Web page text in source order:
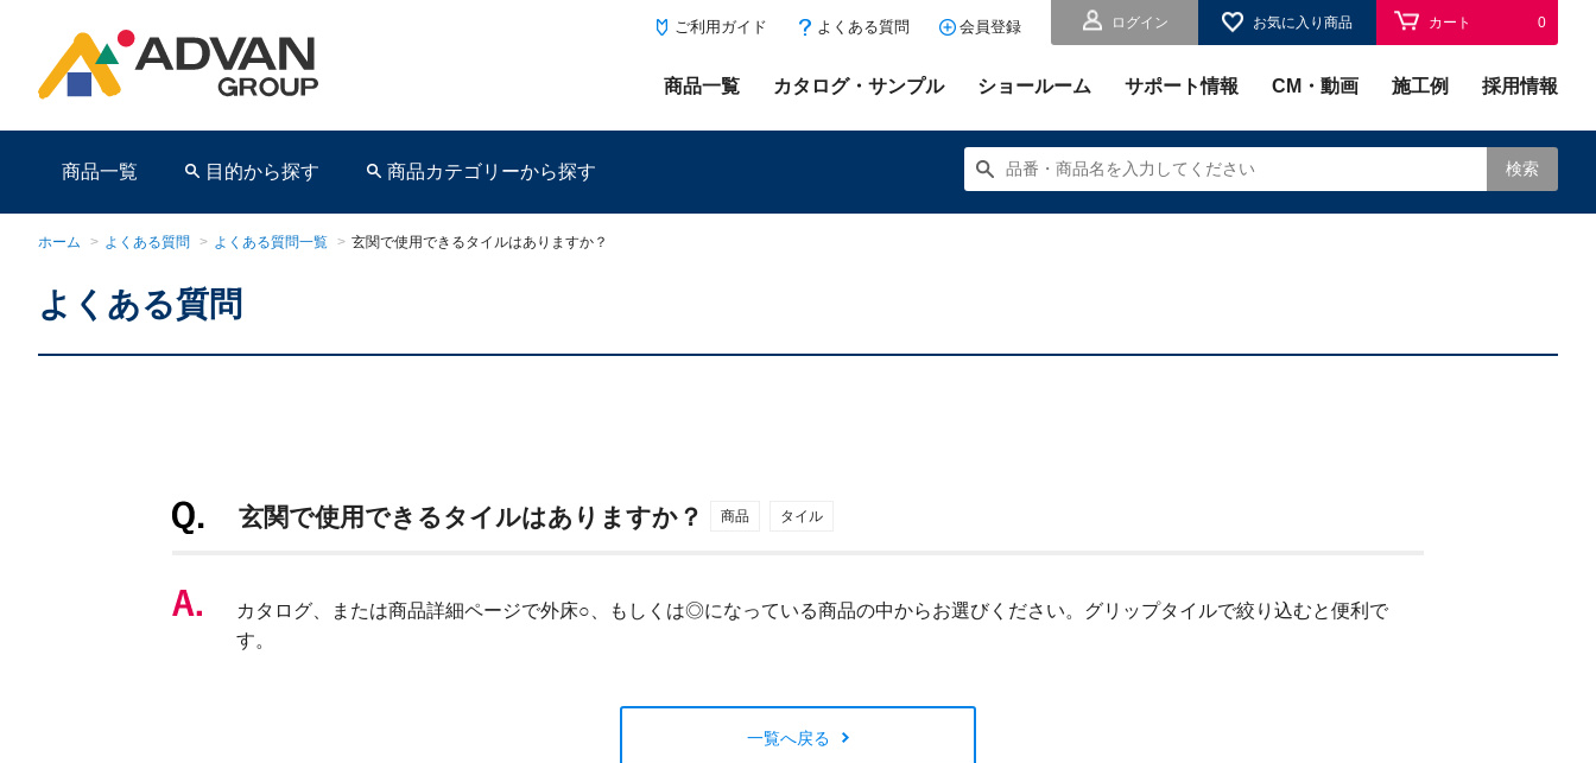
ログイン お気に入り商品 カート 0
ご利用ガイド よくある質問 会員登録
商品一覧 カタログ・サンプル ショールーム サポート情報 CM・動画 施工例 採用情報
商品一覧 目的から探す 商品カテゴリーから探す 検索
ホーム > よくある質問 > よくある質問一覧 > 玄関で使用できるタイルはありますか？
よくある質問
玄関で使用できるタイルはありますか？ 商品 タイル
カタログ、または商品詳細ページで外床○、もしくは◎になっている商品の中からお選びください。グリップタイルで絞り込むと便利で
す。
一覧へ戻る